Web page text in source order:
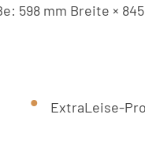
598 mm Breite ×
ExtraLeise-